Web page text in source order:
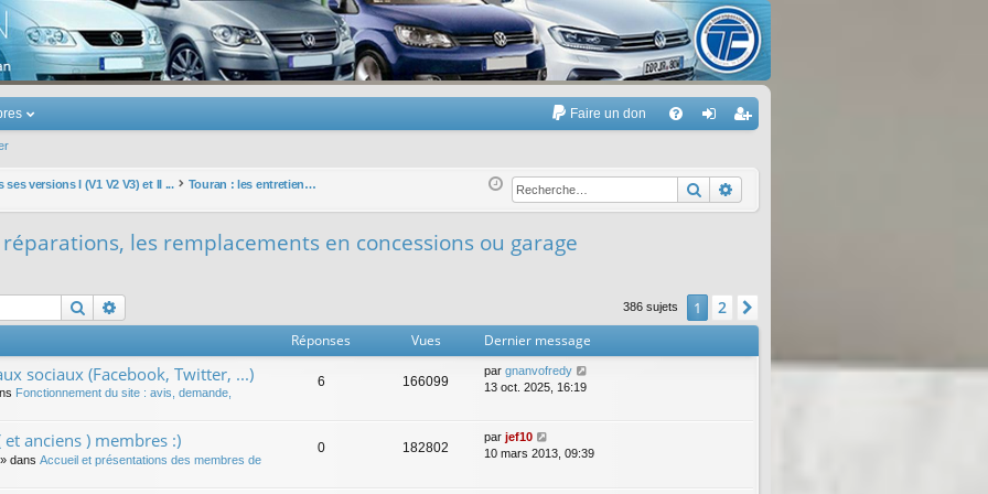
Touran
Faire un don
Q ne
xi
nr
eg
r
versions I (V1 V2 V3) et II ... Touran : les entretiens, les réparations, les remplacements en concessions ou garage Rechercher
les remplacements en concessions ou garage
Rechercher 386 sujets 1 2
Réponses Vues Dernier message
sociaux (Facebook, Twitter, ...)
Fonctionnement du site : avis, demande,
6 166099
par gnanvofredy
13 oct. 2025, 16:19
anciens ) membres :)
» dans Accueil et présentations des membres de
0 182802
par jef10
10 mars 2013, 09:39